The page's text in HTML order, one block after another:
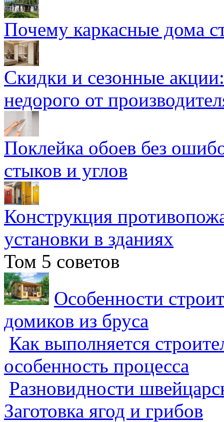
Почему каркасные дома
Скидки и сезонные
недорого от
Поклейка обоев без
стыков и углов
Конструкция
установки в зданиях
Том 5 советов
Особенности
домиков из бруса
Как выполняется
особенность процесса
Разновидности
Заготовка ягод и грибов